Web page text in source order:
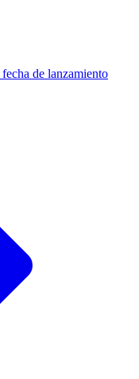
de lanzamiento